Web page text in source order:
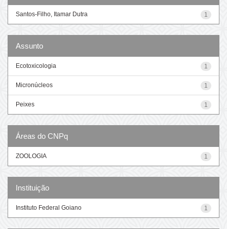
1
Santos-Filho, Itamar Dutra
Assunto
1
Ecotoxicologia
1
Micronúcleos
1
Peixes
Áreas do CNPq
1
ZOOLOGIA
Instituição
1
Instituto Federal Goiano